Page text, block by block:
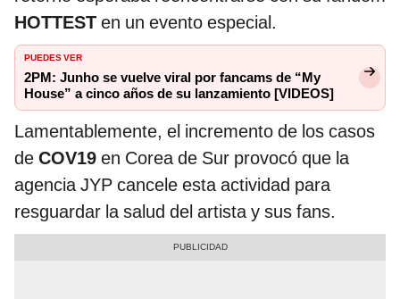
HOTTEST en un evento especial.
PUEDES VER
2PM: Junho se vuelve viral por fancams de “My
House” a cinco años de su lanzamiento [VIDEOS]
Lamentablemente, el incremento de los casos
de COV19 en Corea de Sur provocó que la
agencia JYP cancele esta actividad para
resguardar la salud del artista y sus fans.